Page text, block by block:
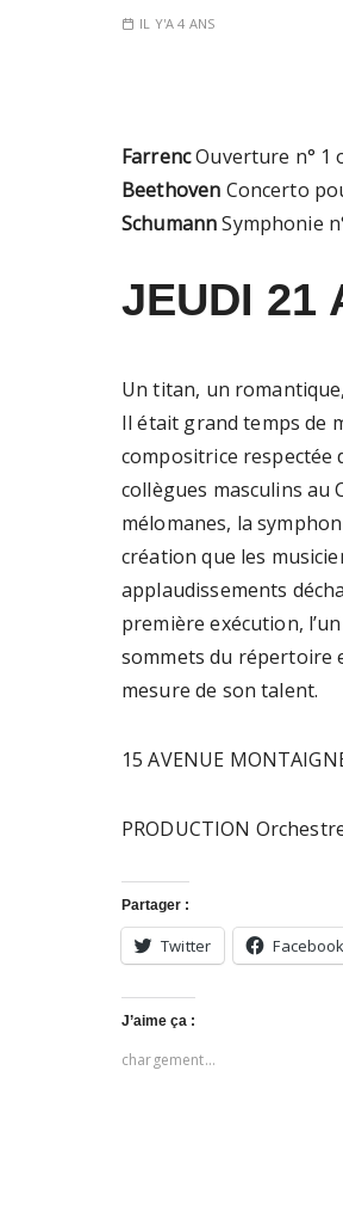
IL Y'A 4 ANS
FarrencOuverture n° 1
Beethoven Concerto
SchumannSymphonie
JEUDI 21
Un titan, un
Il était grand temps de
compositrice respectée
collègues masculins au
mélomanes, la
création que les
applaudissements
première exécution,
sommets du répertoire
mesure de son talent.
15 AVENUE
PRODUCTION
Partager :
Twitter Facebook
J’aime ça :
chargement…